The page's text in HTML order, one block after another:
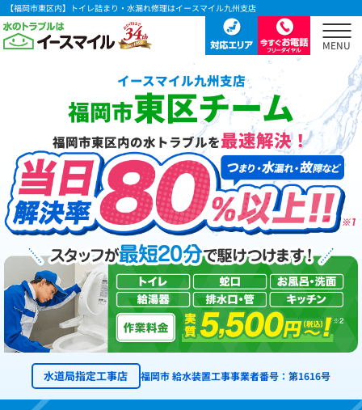
【福岡市東区内】トイレ詰まり・水漏れ修理はイースマイル九州支店
イースマイル九州支店
福岡市東区チーム
福岡市東区内の水トラブルを最速解決！
水道局指定工事店 福岡市 給水装置工事事業者番号：第1616号